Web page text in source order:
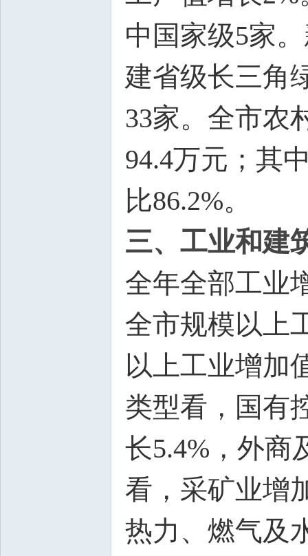
中国家级5家
建省级长三角
33家。全市农
94.4万元；其
比86.2%。
三、工业和建
全年全部工业
全市规模以上
以上工业增加
类型看，国有
长5.4%，外商
看，采矿业增
热力、燃气及